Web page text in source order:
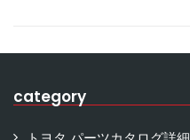
category